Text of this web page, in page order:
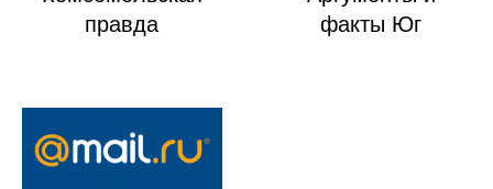
правда
факты Юг